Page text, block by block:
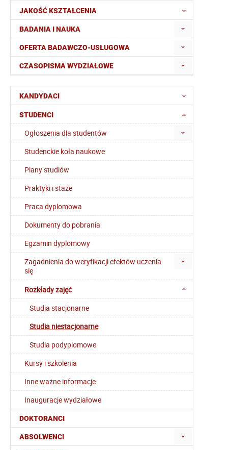
JAKOŚĆ KSZTAŁCENIA
BADANIA I NAUKA
OFERTA BADAWCZO-USŁUGOWA
CZASOPISMA WYDZIAŁOWE
KANDYDACI
STUDENCI
Ogłoszenia dla studentów
Studenckie koła naukowe
Plany studiów
Praktyki i staże
Praca dyplomowa
Dokumenty do pobrania
Egzamin dyplomowy
Zagadnienia do weryfikacji efektów uczenia
się
Rozkłady zajęć
Studia stacjonarne
Studia niestacjonarne
Studia podyplomowe
Kursy i szkolenia
Inne ważne informacje
Inauguracje wydziałowe
DOKTORANCI
ABSOLWENCI